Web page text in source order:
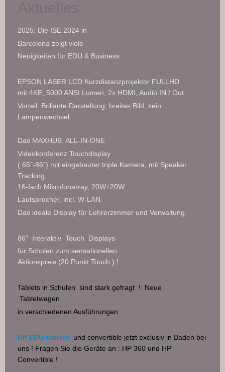
2025: Die ISE 2024 in
Barcelona zeigt viele
Neuigkeiten für EDU & Business
EPSON LASER LCD Kurzdistanzprojektor FULLHD
mit 4KE, 5000 ANSI Lumen, 2x HDMI, Audio IN / Out.
Vorteil: Brillante Darstellung, breites Bild, kein
Lampenwechsel.
Das MAXHUB ALL-IN-ONE
Videokonferenz Touchdisplay
( 65"-86") mit eingebauter triple Kamera, mit Speaker
Tracking,
16-fach Mikrofonarray, 20W+20W
Lautsprecher, incl. W-LAN.
Das ideale Display für Lehrerzimmer und Verwaltung.
86" Interaktiv Touch Displays
für Schulen zum sensationellen
Aktionspreis (20 Punkt Touch ) !
Tablets in Schulen sind stark gefragt ! Neue
Tabletwagen
in verschiedenen Ausführungen
HP EDU tablets und convertible jetzt exclusiv in Baden bei
uns ! Fragen Sie die Geräte an : HP 360 und HP
Convertible !